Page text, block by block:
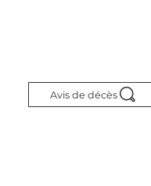
Avis de décès